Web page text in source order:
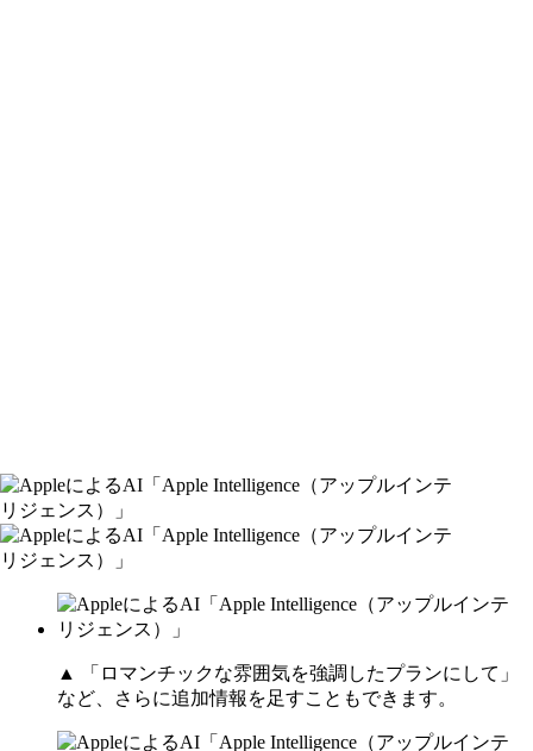
▲ 「ロマンチックな雰囲気を強調したプランにして」
など、さらに追加情報を足すこともできます。